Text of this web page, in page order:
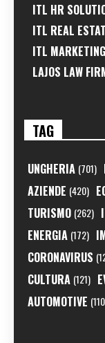
ITL HR
ITL REAL
ITL MARKETING
LAJOS LAW
TAG
UNGHERIA (701)
AZIENDE (420)
TURISMO (262)
ENERGIA (172)
CORONAVIRUS
CULTURA (121)
AUTOMOTIVE